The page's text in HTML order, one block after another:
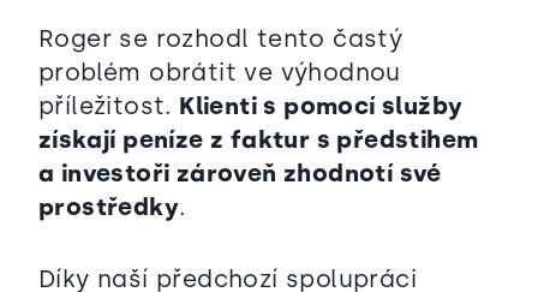
Roger se rozhodl tento častý
problém obrátit ve výhodnou
příležitost. Klienti s pomocí služby
získají peníze z faktur s předstihem
a investoři zároveň zhodnotí své
prostředky.
Díky naší předchozí spolupráci